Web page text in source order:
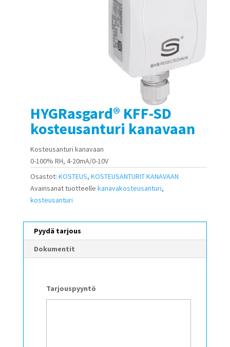
HYGRasgard® KFF-SD
kosteusanturi kanavaan
Kosteusanturi kanavaan
0-100% RH, 4-20mA/0-10V
Osastot: KOSTEUS, KOSTEUSANTURIT KANAVAAN
Avainsanat tuotteelle kanavakosteusanturi,
kosteusanturi
Pyydä tarjous
Dokumentit
Tarjouspyyntö